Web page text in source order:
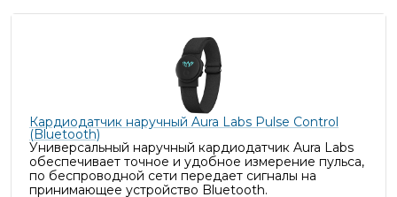
Кардиодатчик наручный Aura Labs Pulse Control
(Bluetooth)
Универсальный наручный кардиодатчик Aura Labs
обеспечивает точное и удобное измерение пульса,
по беспроводной сети передает сигналы на
принимающее устройство Bluetooth.